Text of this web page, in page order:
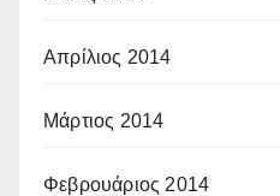
Απρίλιος 2014
Μάρτιος 2014
Φεβρουάριος 2014